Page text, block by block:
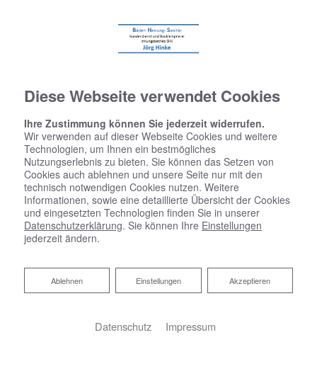
Diese Webseite verwendet Cookies
Ihre Zustimmung können Sie jederzeit widerrufen.
Wir verwenden auf dieser Webseite Cookies und weitere
Technologien, um Ihnen ein bestmögliches
Nutzungserlebnis zu bieten. Sie können das Setzen von
Cookies auch ablehnen und unsere Seite nur mit den
technisch notwendigen Cookies nutzen. Weitere
Informationen, sowie eine detaillierte Übersicht der Cookies
und eingesetzten Technologien finden Sie in unserer
Datenschutzerklärung. Sie können Ihre Einstellungen
jederzeit ändern.
Akzeptieren
Einstellungen
Ablehnen
Ablehnen
Datenschutz Impressum